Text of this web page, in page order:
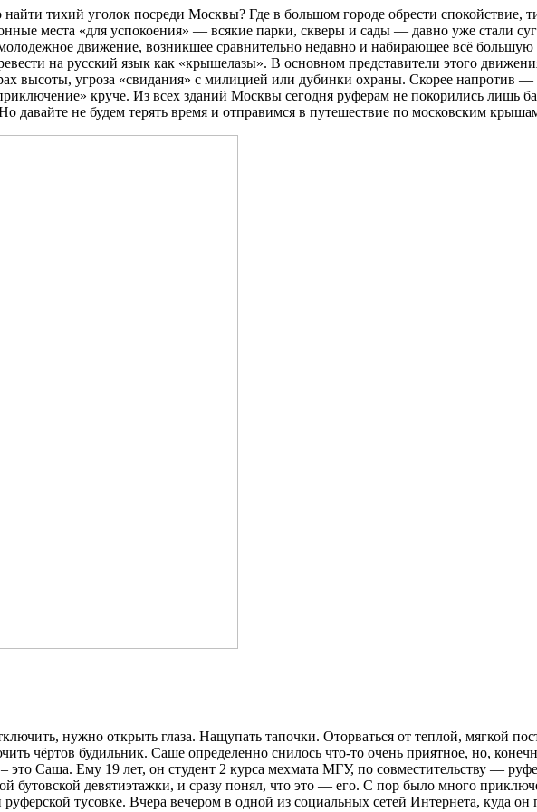
тихий уголок посреди Москвы? Где в большом городе обрести спокойствие,
места «для успокоения» — всякие парки, скверы и сады — давно уже стали
молодежное движение, возникшее сравнительно недавно и набирающее всё
на русский язык как «крышелазы». В основном представители этого
высоты, угроза «свидания» с милицией или дубинки охраны. Скорее напротив —
круче. Из всех зданий Москвы сегодня руферам не покорились лишь
давайте не будем терять время и отправимся в путешествие по московским
нужно открыть глаза. Нащупать тапочки. Оторваться от теплой, мягкой
чёртов будильник. Саше определенно снилось что-то очень приятное, но,
это Саша. Ему 19 лет, он студент 2 курса мехмата МГУ, по совместительству —
бутовской девятиэтажки, и сразу понял, что это — его. С пор было много
руферской тусовке. Вчера вечером в одной из социальных сетей Интернета, куда